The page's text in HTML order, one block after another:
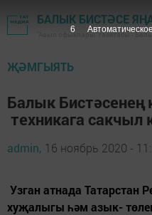
БАЛЫК БИСТӘСЕ
"Авыл офыклары" газетасы -
ҖӘМГЫЯТЬ
Балык
техникага сакчыл
admin, 16 ноябрь 2020 -
Узган атнада Татарстан
хуҗалыгы һәм азык-
5